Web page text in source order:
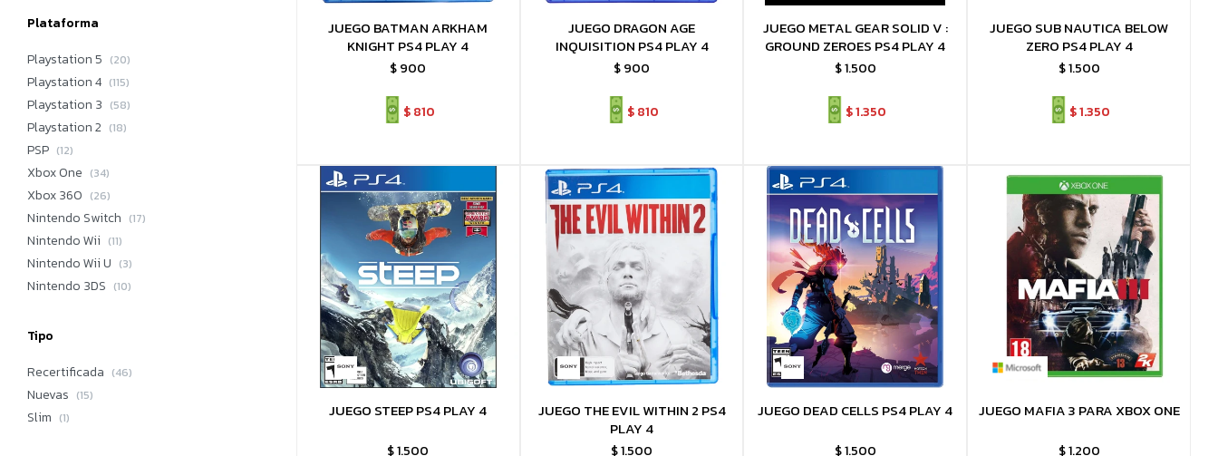
JUEGO BATMAN ARKHAM
KNIGHT PS4 PLAY 4
$900
$ 810
JUEGO DRAGON AGE
INQUISITION PS4 PLAY 4
$900
$ 810
JUEGO METAL GEAR SOLID V :
GROUND ZEROES PS4 PLAY 4
$1.500
$1.350
JUEGO SUB NAUTICA BELOW
ZERO PS4 PLAY 4
$1.500
$1.350
JUEGO STEEP PS4 PLAY 4
$1.500
JUEGO THE EVIL WITHIN 2 PS4
PLAY 4
$1.500
JUEGO DEAD CELLS PS4 PLAY 4
$1.500
JUEGO MAFIA 3 PARA XBOX ONE
$1.200
Plataforma
Playstation 5 (20)
Playstation 4 (115)
Playstation 3 (58)
Playstation 2 (18)
PSP (12)
Xbox One (34)
Xbox 360 (26)
Nintendo Switch (17)
Nintendo Wii (11)
Nintendo Wii U (3)
Nintendo 3DS (10)
Tipo
Recertificada (46)
Nuevas (15)
Slim (1)